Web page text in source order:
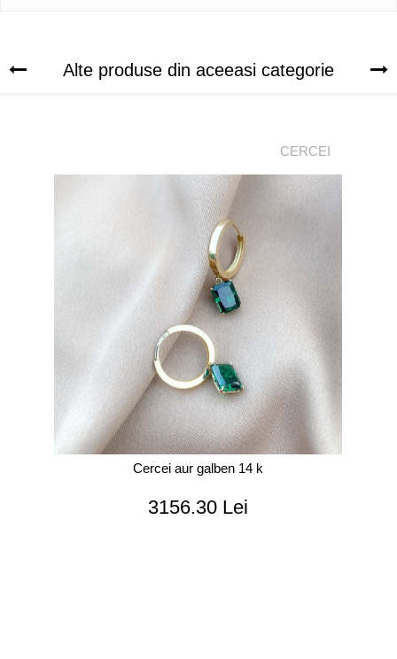
Alte produse din aceeasi categorie
CERCEI
Cercei aur galben 14 k
3156.30 Lei